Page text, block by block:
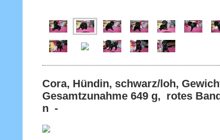
Cora, Hündin, schwarz/loh,
Gesamtzunahme 649 g, rotes
n -